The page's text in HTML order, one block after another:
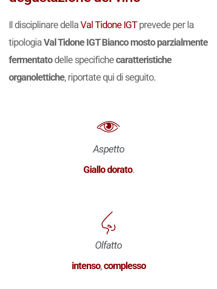
Il disciplinare dellaVal Tidone IGTprevede per la
tipologiaVal Tidone IGT Bianco mosto parzialmente
fermentatodelle specifichecaratteristiche
organolettiche, riportate qui di seguito.
Aspetto
Giallo dorato.
Olfatto
intenso,complesso